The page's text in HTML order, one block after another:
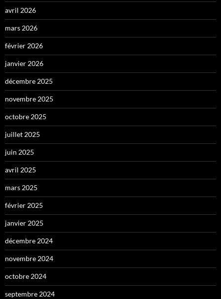
avril 2026
mars 2026
février 2026
janvier 2026
décembre 2025
novembre 2025
octobre 2025
juillet 2025
juin 2025
avril 2025
mars 2025
février 2025
janvier 2025
décembre 2024
novembre 2024
octobre 2024
septembre 2024